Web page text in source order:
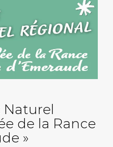
Naturel
de la Rance
»